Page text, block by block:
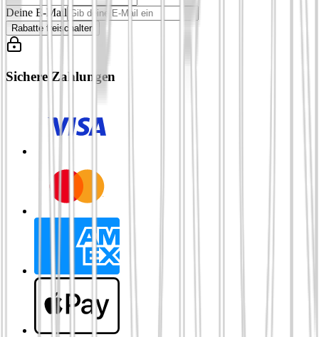
Deine E-Mail
Rabatte freischalten
Sichere Zahlungen